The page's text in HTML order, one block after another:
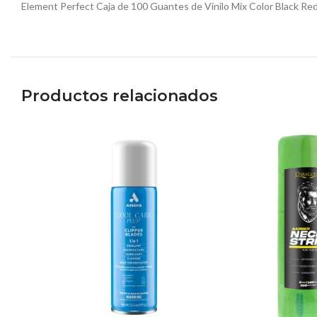
Element Perfect Caja de 100 Guantes de Vinilo Mix Color Black
Productos relacionados